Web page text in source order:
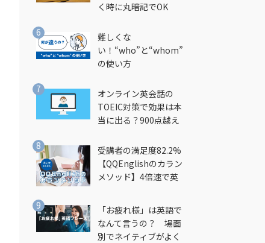
く時に丸暗記でOK
難しくな
い！“who”と“whom”
の使い方
オンライン英会話の
TOEIC対策で効果は本
当に出る？900点越え
受講者の満足度82.2%
【QQEnglishのカラン
メソッド】4倍速で英
法とは？
「お疲れ様」は英語で
なんて言うの？ 場面
別でネイティブがよく